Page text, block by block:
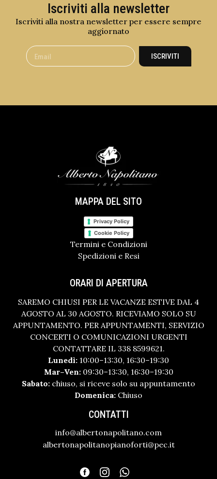
Iscriviti alla newsletter
Iscriviti alla nostra newsletter per essere sempre
aggiornato
ISCRIVITI
MAPPA DEL SITO
Privacy Policy
Cookie Policy
Termini e Condizioni
Spedizioni e Resi
ORARI DI APERTURA
SAREMO CHIUSI PER LE VACANZE ESTIVE DAL 4
AGOSTO AL 30 AGOSTO. RICEVIAMO SOLO SU
APPUNTAMENTO. PER APPUNTAMENTI, SERVIZIO
CONCERTI O COMUNICAZIONI URGENTI
CONTATTARE IL 338 8599621.
Lunedì: 10:00–13:30, 16:30–19:30
Mar–Ven:09:30–13:30, 16:30–19:30
Sabato: chiuso, si riceve solo su appuntamento
Domenica: Chiuso
CONTATTI
info@albertonapolitano.com
albertonapolitanopianoforti@pec.it